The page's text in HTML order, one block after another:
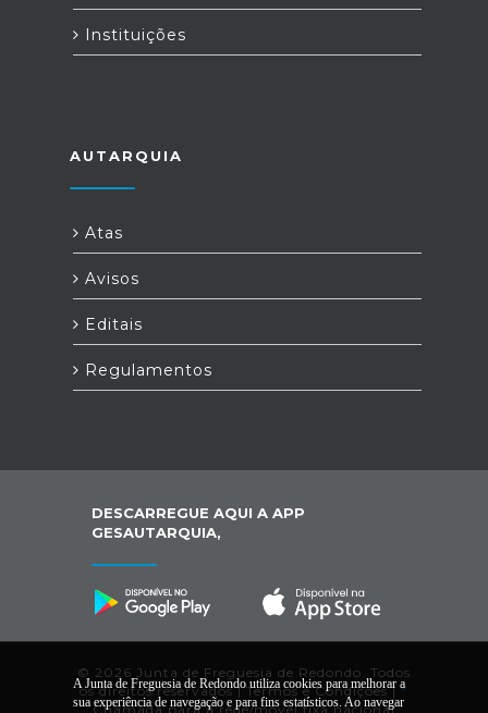
Instituições
AUTARQUIA
Atas
Avisos
Editais
Regulamentos
DESCARREGUE AQUI A APP
GESAUTARQUIA,
© 2026 Junta de Freguesia de Redondo. Todos
os direitos reservados |Termos e Condições|*
Chamada para a rede/móvel fixa nacional
A Junta de Freguesia de Redondo utiliza cookies para melhorar a
sua experiência de navegação e para fins estatísticos. Ao navegar